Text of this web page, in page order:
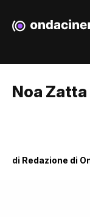
Noa Zatta
di Redazione di